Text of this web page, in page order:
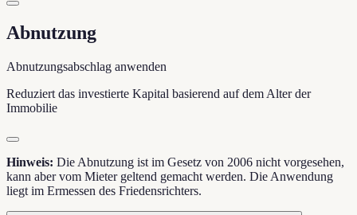
Abnutzung
Abnutzungsabschlag anwenden
Reduziert das investierte Kapital basierend auf dem Alter der
Immobilie
Hinweis: Die Abnutzung ist im Gesetz von 2006 nicht vorgesehen,
kann aber vom Mieter geltend gemacht werden. Die Anwendung
liegt im Ermessen des Friedensrichters.